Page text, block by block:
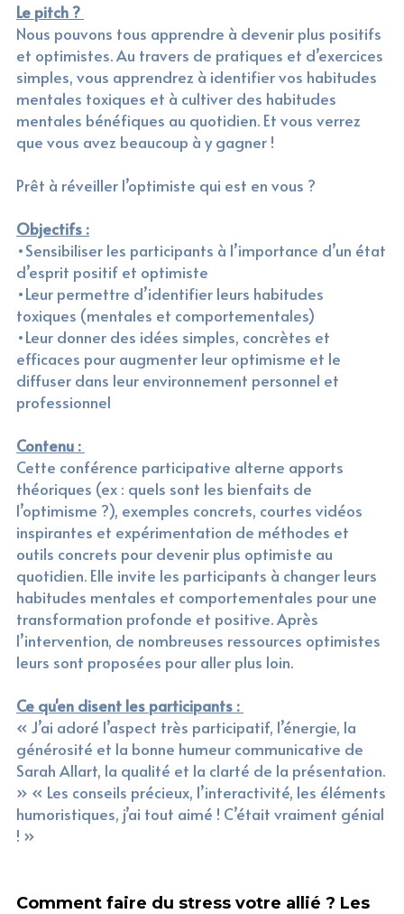
Le pitch ?
Nous pouvons tous apprendre à devenir plus positifs
et optimistes. Au travers de pratiques et d’exercices
simples, vous apprendrez à identifier vos habitudes
mentales toxiques et à cultiver des habitudes
mentales bénéfiques au quotidien. Et vous verrez
que vous avez beaucoup à y gagner !
Prêt à réveiller l’optimiste qui est en vous ?
Objectifs :
•Sensibiliser les participants à l’importance d’un état
d’esprit positif et optimiste
•Leur permettre d’identifier leurs habitudes
toxiques (mentales et comportementales)
•Leur donner des idées simples, concrètes et
efficaces pour augmenter leur optimisme et le
diffuser dans leur environnement personnel et
professionnel
Contenu :
Cette conférence participative alterne apports
théoriques (ex : quels sont les bienfaits de
l’optimisme ?), exemples concrets, courtes vidéos
inspirantes et expérimentation de méthodes et
outils concrets pour devenir plus optimiste au
quotidien. Elle invite les participants à changer leurs
habitudes mentales et comportementales pour une
transformation profonde et positive. Après
l’intervention, de nombreuses ressources optimistes
leurs sont proposées pour aller plus loin.
Ce qu'en disent les participants :
« J’ai adoré l’aspect très participatif, l’énergie, la
générosité et la bonne humeur communicative de
Sarah Allart, la qualité et la clarté de la présentation.
» « Les conseils précieux, l’interactivité, les éléments
humoristiques, j’ai tout aimé ! C’était vraiment génial
! »
Comment faire du stress votre allié ? Les